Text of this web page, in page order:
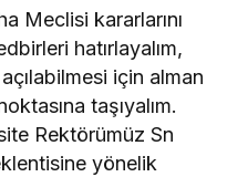
Meclisi kararlarını
hatırlayalım,
için alman
taşıyalım.
Rektörümüz Sn
yönelik